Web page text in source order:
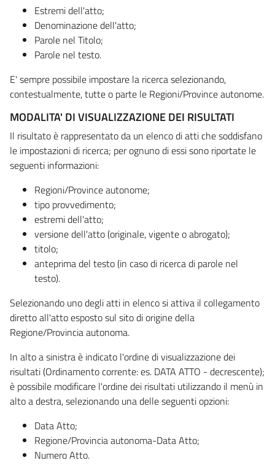
Estremi dell'atto;
Denominazione dell'atto;
Parole nel Titolo;
Parole nel testo.
E' sempre possibile impostare la ricerca selezionando,
contestualmente, tutte o parte le Regioni/Province autonome.
MODALITA' DI VISUALIZZAZIONE DEI RISULTATI
Il risultato è rappresentato da un elenco di atti che soddisfano
le impostazioni di ricerca; per ognuno di essi sono riportate le
seguenti informazioni:
Regioni/Province autonome;
tipo provvedimento;
estremi dell'atto;
versione dell'atto (originale, vigente o abrogato);
titolo;
anteprima del testo (in caso di ricerca di parole nel
testo).
Selezionando uno degli atti in elenco si attiva il collegamento
diretto all'atto esposto sul sito di origine della
Regione/Provincia autonoma.
In alto a sinistra è indicato l'ordine di visualizzazione dei
risultati (Ordinamento corrente: es. DATA ATTO - decrescente);
è possibile modificare l'ordine dei risultati utilizzando il menù in
alto a destra, selezionando una delle seguenti opzioni:
Data Atto;
Regione/Provincia autonoma-Data Atto;
Numero Atto.